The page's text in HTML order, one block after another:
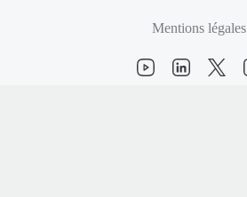
Mentions légales